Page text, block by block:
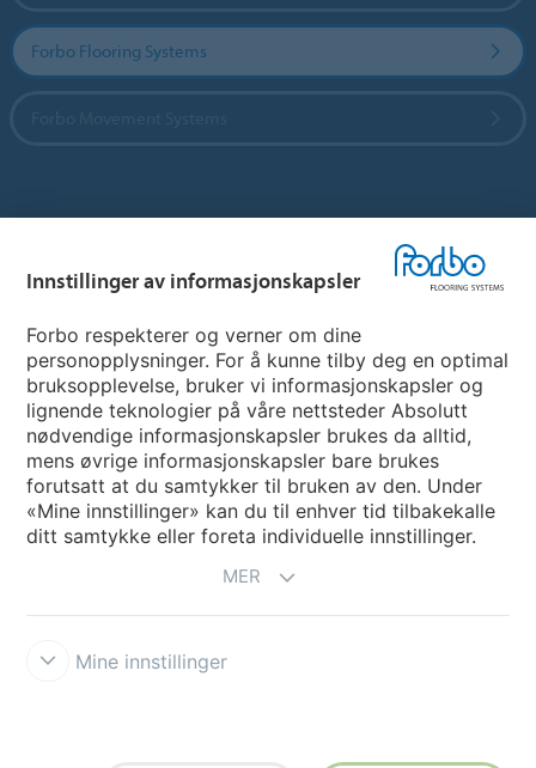
Forbo Flooring Systems
Hjemmeside per land
Velg land
My Forbo
INFORMASJON COVID-19
Support - Ansvarsfraskrivelse
Innstillinger av informasjonskapsler
Forbo respekterer og verner om dine
personopplysninger. For å kunne tilby deg en optimal
bruksopplevelse, bruker vi informasjonskapsler og
lignende teknologier på våre nettsteder Absolutt
nødvendige informasjonskapsler brukes da alltid,
mens øvrige informasjonskapsler bare brukes
forutsatt at du samtykker til bruken av den. Under
«Mine innstillinger» kan du til enhver tid tilbakekalle
ditt samtykke eller foreta individuelle innstillinger.
MER
Mine innstillinger